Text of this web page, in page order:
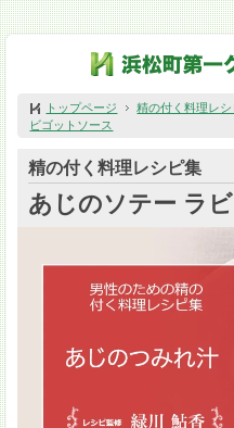
トップページ 精の付く料理レ
ビゴットソース
精の付く料理レシピ集
あじのソテー ラ